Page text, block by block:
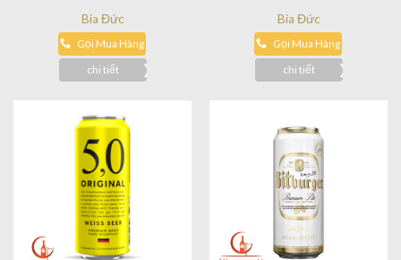
Bia Đức
Gọi Mua Hàng
chi tiết
Bia Đức
Gọi Mua Hàng
chi tiết